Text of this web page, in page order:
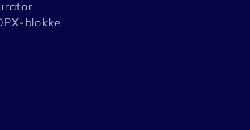
blokke